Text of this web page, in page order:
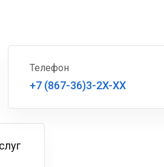
Телефон
+7 (867-36)3-2X-XX